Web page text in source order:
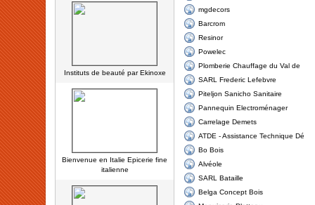
Instituts de beauté par Ekinoxe
Bienvenue en Italie Epicerie fine
italienne
mgdecors
Barcrom
Resinor
Powelec
Plomberie Chauffage du Val de
SARL Frederic Lefebvre
Piteljon Sanicho Sanitaire
Pannequin Electroménager
Carrelage Demets
ATDE - Assistance Technique Dé
Bo Bois
Alvéole
SARL Bataille
Belga Concept Bois